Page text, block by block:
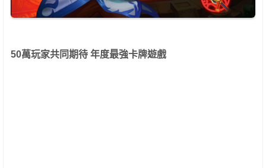
50萬玩家共同期待 年度最強卡牌遊戲